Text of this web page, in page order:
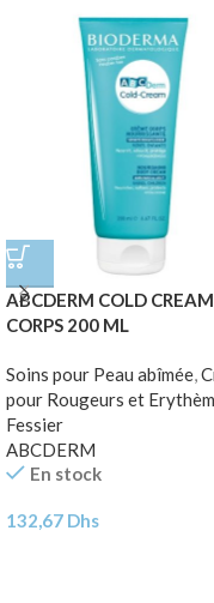
ABCDERM COLD CREAM
CORPS 200 ML
Soins pour Peau abîmée
pour Rougeurs et
Fessier
ABCDERM
En stock
132,67 Dhs